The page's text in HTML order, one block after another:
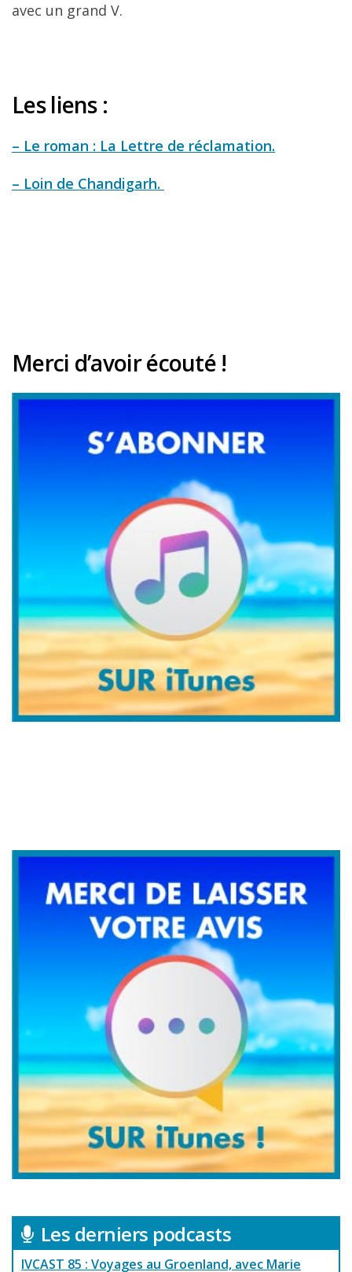
avec un grand V.
Les liens :
– Le roman : La Lettre de réclamation.
– Loin de Chandigarh.
Merci d’avoir écouté !
Les derniers podcasts
IVCAST 85 : Voyages au Groenland, avec Marie